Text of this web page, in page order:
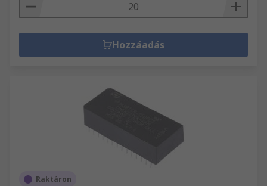
Hozzáadás
Raktáron